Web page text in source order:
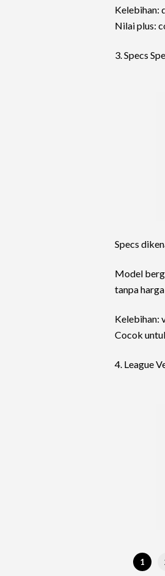
Kelebihan:
Nilai plus:
3. Specs
Specs
Model
tanpa
Kelebihan:
Cocok
4. League
1